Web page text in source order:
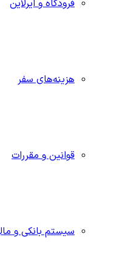
فرودگاه و ایرلاین
هزینه‌های سفر
قوانین و مقررات
سیستم بانکی و مالی